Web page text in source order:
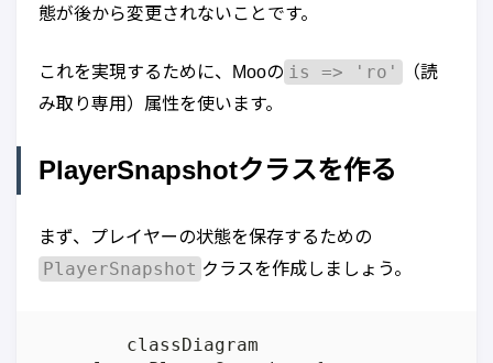
態が後から変更されないことです。
これを実現するために、Mooの is => 'ro'
（読
み取り専用）属性を使います。
PlayerSnapshotクラスを作る
まず、プレイヤーの状態を保存するための
PlayerSnapshot クラスを作成しましょう。